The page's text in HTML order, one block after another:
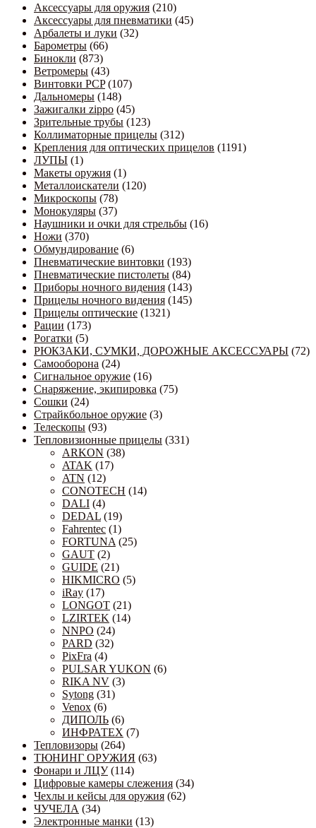
Аксессуары для оружия (210)
Аксессуары для пневматики (45)
Арбалеты и луки (32)
Барометры (66)
Бинокли (873)
Ветромеры (43)
Винтовки PCP (107)
Дальномеры (148)
Зажигалки zippo (45)
Зрительные трубы (123)
Коллиматорные прицелы (312)
Крепления для оптических прицелов (1191)
ЛУПЫ (1)
Макеты оружия (1)
Металлоискатели (120)
Микроскопы (78)
Монокуляры (37)
Наушники и очки для стрельбы (16)
Ножи (370)
Обмундирование (6)
Пневматические винтовки (193)
Пневматические пистолеты (84)
Приборы ночного видения (143)
Прицелы ночного видения (145)
Прицелы оптические (1321)
Рации (173)
Рогатки (5)
РЮКЗАКИ, СУМКИ, ДОРОЖНЫЕ АКСЕССУАРЫ (72)
Самооборона (24)
Сигнальное оружие (16)
Снаряжение, экипировка (75)
Сошки (24)
Страйкбольное оружие (3)
Телескопы (93)
Тепловизионные прицелы (331)
ARKON (38)
ATAK (17)
ATN (12)
CONOTECH (14)
DALI (4)
DEDAL (19)
Fahrentec (1)
FORTUNA (25)
GAUT (2)
GUIDE (21)
HIKMICRO (5)
iRay (17)
LONGOT (21)
LZIRTEK (14)
NNPO (24)
PARD (32)
PixFra (4)
PULSAR YUKON (6)
RIKA NV (3)
Sytong (31)
Venox (6)
ДИПОЛЬ (6)
ИНФРАТЕХ (7)
Тепловизоры (264)
ТЮНИНГ ОРУЖИЯ (63)
Фонари и ЛЦУ (114)
Цифровые камеры слежения (34)
Чехлы и кейсы для оружия (62)
ЧУЧЕЛА (34)
Электронные манки (13)